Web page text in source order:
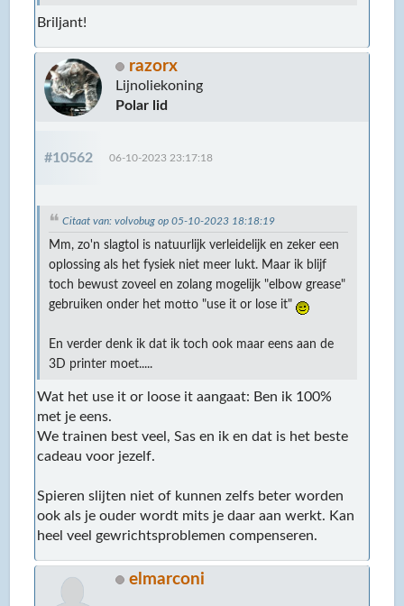
Briljant!
razorx
Lijnoliekoning
Polar lid
#10562 06-10-2023 23:17:18
Citaat van: volvobug op 05-10-2023 18:18:19
Mm, zo'n slagtol is natuurlijk verleidelijk en zeker een
oplossing als het fysiek niet meer lukt. Maar ik blijf
toch bewust zoveel en zolang mogelijk "elbow grease"
gebruiken onder het motto "use it or lose it"
En verder denk ik dat ik toch ook maar eens aan de
3D printer moet.....
Wat het use it or loose it aangaat: Ben ik 100%
met je eens.
We trainen best veel, Sas en ik en dat is het beste
cadeau voor jezelf.
Spieren slijten niet of kunnen zelfs beter worden
ook als je ouder wordt mits je daar aan werkt. Kan
heel veel gewrichtsproblemen compenseren.
elmarconi